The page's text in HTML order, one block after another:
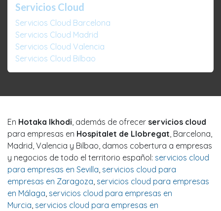
Servicios Cloud
Servicios Cloud Barcelona
Servicios Cloud Madrid
Servicios Cloud Valencia
Servicios Cloud Bilbao
En Hotaka Ikhodi , además de ofrecer servicios cloud
para empresas en Hospitalet de Llobregat , Barcelona,
Madrid, Valencia y Bilbao, damos cobertura a empresas
y negocios de todo el territorio español: servicios cloud
para empresas en Sevilla servicios cloud para
empresas en Zaragoza servicios cloud para empresas
en Málaga servicios cloud para empresas en
Murcia servicios cloud para empresas en